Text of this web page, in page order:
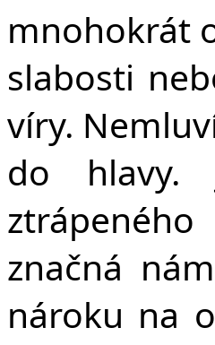
mnohokrát
slabosti
víry.
do hlavy.
značná
nároku na